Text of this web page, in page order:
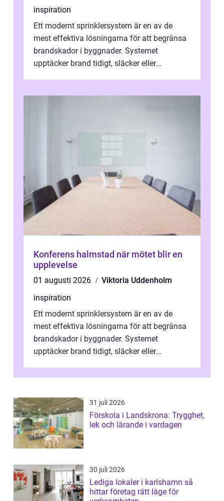
inspiration
Ett modernt sprinklersystem är en av de
mest effektiva lösningarna för att begränsa
brandskador i byggnader. Systemet
upptäcker brand tidigt, släcker eller
Konferens halmstad när mötet blir en
upplevelse
01 augusti 2026
Viktoria Uddenholm
inspiration
Ett modernt sprinklersystem är en av de
mest effektiva lösningarna för att begränsa
brandskador i byggnader. Systemet
upptäcker brand tidigt, släcker eller
31 juli 2026
Förskola i Landskrona: Trygghet,
lek och lärande i vardagen
30 juli 2026
Lediga lokaler i karlshamn så
hittar företag rätt läge för